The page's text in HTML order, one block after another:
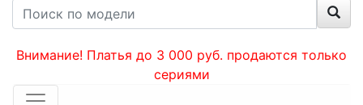
Внимание! Платья до 3 000 руб. продаются только
сериями